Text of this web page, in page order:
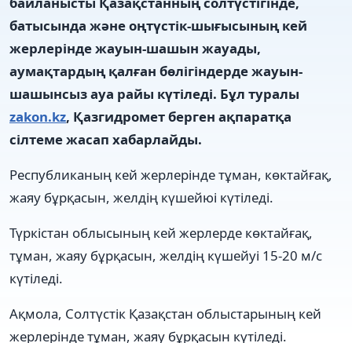
батысында және оңтүстік-шығысының кей
жерлерінде жауын-шашын жауады,
аумақтардың қалған бөлігіндерде жауын-
шашынсыз ауа райы күтіледі. Бұл туралы
zakon.kz, Қазгидромет берген ақпаратқа
сілтеме жасап хабарлайды.
Республиканың кей жерлерінде тұман, көктайғақ,
жаяу бұрқасын, желдің күшейюі күтіледі.
Түркістан облысының кей жерлерде көктайғақ,
тұман, жаяу бұрқасын, желдің күшейуі 15-20 м/с
күтіледі.
Ақмола, Солтүстік Қазақстан облыстарының кей
жерлерінде тұман, жаяу бұрқасын күтіледі.